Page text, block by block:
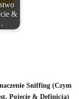
&
Sniffing (Czym
Pojęcie & Definicja)